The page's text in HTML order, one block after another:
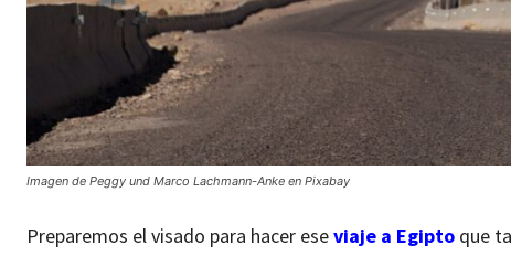
Imagen de Peggy und Marco Lachmann-Anke en Pixabay
Preparemos el visado para hacer eseviaje a Egipto que